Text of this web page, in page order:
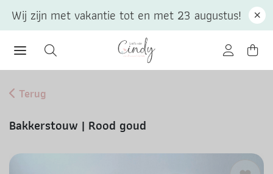
Terug
Bakkerstouw | Rood goud
Wij zijn met vakantie tot en met 23 augustus!